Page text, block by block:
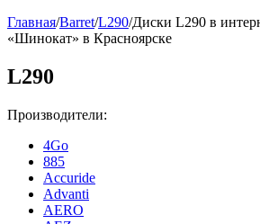
Главная/Barret/L290/Диски L290 в
«Шинокат» в Красноярске
L290
Производители:
4Go
885
Accuride
Advanti
AERO